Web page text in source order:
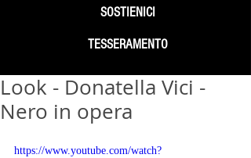
SOSTIENICI
TESSERAMENTO
Look - Donatella Vici -
Nero in opera
https://www.youtube.com/watch?